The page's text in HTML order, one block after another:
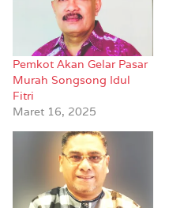
Pemkot Akan Gelar Pasar
Murah Songsong Idul
Fitri
Maret 16, 2025